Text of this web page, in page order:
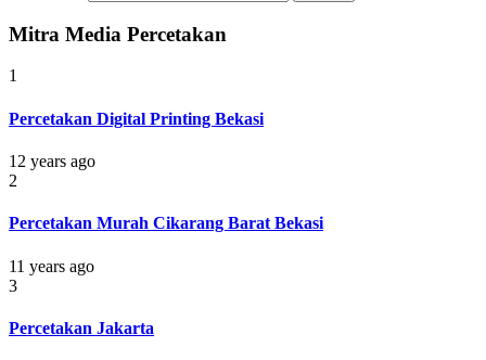
Mitra Media Percetakan
1
Percetakan Digital Printing Bekasi
12 years ago
2
Percetakan Murah Cikarang Barat Bekasi
11 years ago
3
Percetakan Jakarta